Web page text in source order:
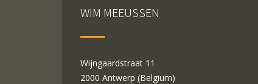
WIM MEEUSSEN
Wijngaardstraat 11
2000 Antwerp (Belgium)